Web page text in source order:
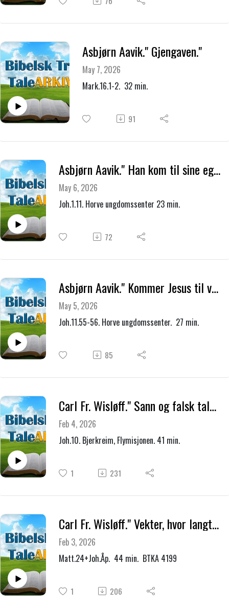
Asbjørn Aavik." Gjengaven."
May 7, 2026
Mark.16.1-2. 32 min.
91
Asbjørn Aavik." Han kom til sine egne."
May 6, 2026
Joh.1.11. Horve ungdomssenter 23 min.
72
Asbjørn Aavik." Kommer Jesus til vår høytid?
May 5, 2026
Joh.11.55-56. Horve ungdomssenter. 27 min.
85
Carl Fr. Wisløff." Sann og falsk tale om kristen enhet."
Feb 4, 2026
Joh.10. Bjerkreim, Flymisjonen. 41 min.
1 231
Carl Fr. Wisløff." Vekter, hvor langt på natt?
Feb 3, 2026
Matt.24+Joh.Åp. 44 min. BTKA 4199
1 206